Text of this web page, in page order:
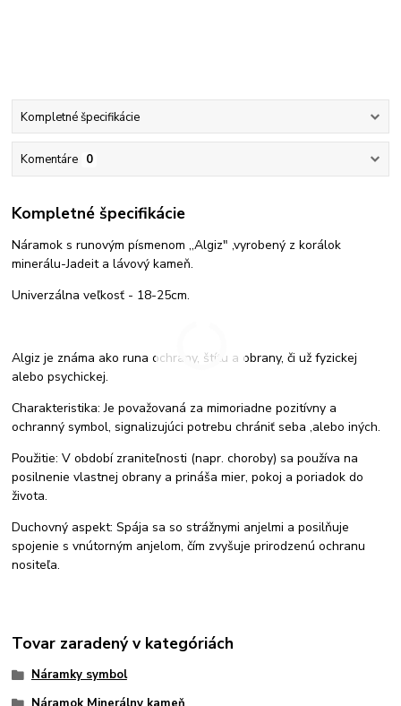
Kompletné špecifikácie
Komentáre 0
Kompletné špecifikácie
Náramok s runovým písmenom ,,Algiz" ,vyrobený z korálok
minerálu-Jadeit a lávový kameň.
Univerzálna veľkosť - 18-25cm.
Algiz je známa ako runa ochrany, štítu a obrany, či už fyzickej
alebo psychickej.
Charakteristika: Je považovaná za mimoriadne pozitívny a
ochranný symbol, signalizujúci potrebu chrániť seba ,alebo iných.
Použitie: V období zraniteľnosti (napr. choroby) sa používa na
posilnenie vlastnej obrany a prináša mier, pokoj a poriadok do
života.
Duchovný aspekt: Spája sa so strážnymi anjelmi a posilňuje
spojenie s vnútorným anjelom, čím zvyšuje prirodzenú ochranu
nositeľa.
Tovar zaradený v kategóriách
Náramky symbol